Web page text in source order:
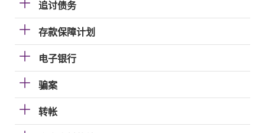
追讨债务
存款保障计划
电子银行
骗案
转帐